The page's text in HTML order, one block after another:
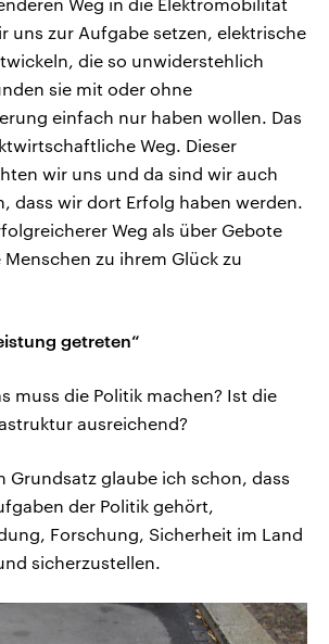
Weg in die Elektromobilität
uns zur Aufgabe setzen, elektrische
die so unwiderstehlich
sie mit oder ohne
einfach nur haben wollen. Das
Weg. Dieser
wir uns und da sind wir auch
dass wir dort Erfolg haben werden.
Weg als über Gebote
zu ihrem Glück zu
getreten“
muss die Politik machen? Ist die
ausreichend?
Grundsatz glaube ich schon, dass
der Politik gehört,
Forschung, Sicherheit im Land
sicherzustellen.